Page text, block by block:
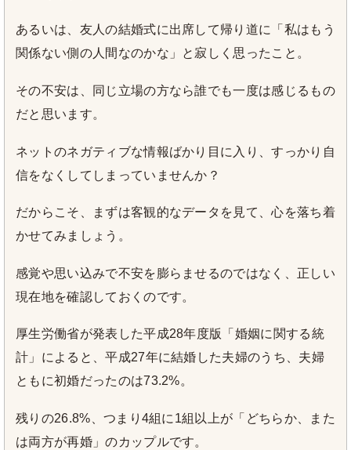
あるいは、友人の結婚式に出席して帰り道に「私はもう
関係ない側の人間なのかな」と寂しく思ったこと。
その不安は、同じ立場の方なら誰でも一度は感じるもの
だと思います。
ネットのネガティブな情報ばかり目に入り、すっかり自
信をなくしてしまっていませんか？
だからこそ、まずは客観的なデータを見て、心を落ち着
かせてみましょう。
感覚や思い込みで不安を膨らませるのではなく、正しい
現在地を確認しておくのです。
厚生労働省が発表した平成28年度版「婚姻に関する統
計」によると、平成27年に結婚した夫婦のうち、夫婦
ともに初婚だったのは73.2%。
残りの26.8%、つまり4組に1組以上が「どちらか、また
は両方が再婚」のカップルです。